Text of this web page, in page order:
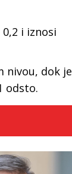
i iznosi
nivou, dok je
odsto.